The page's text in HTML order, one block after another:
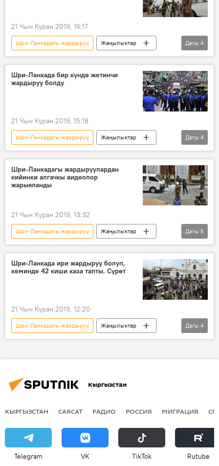
21 Чын Куран 2019, 16:17
Шри-Ланкадагы жардыруу
Жаңылыктар
Окуялар
Дүйнөдө
Шри-Ланка
жардыруу
Дагы 4
Шри-Ланкада бир күндө жетинчи
жардыруу болду
21 Чын Куран 2019, 15:18
Шри-Ланкадагы жардыруу
Жаңылыктар
Дүйнөдө
Окуялар
Шри-Ланка
жардыруу
Дагы 4
Шри-Ланкадагы жардыруулардан
кийинки алгачкы видеолор
жарыяланды
21 Чын Куран 2019, 13:32
Шри-Ланкадагы жардыруу
Жаңылыктар
Дүйнөдө
Окуялар
Шри-Ланка
жардыруу
Видео
Дагы 5
Шри-Ланкада ири жардыруу болуп,
кеминде 42 киши каза тапты. Сүрөт
21 Чын Куран 2019, 12:20
Шри-Ланкадагы жардыруу
Жаңылыктар
Окуялар
Дүйнөдө
Шри-Ланка
Дагы 4
Кыргызстан
КЫРГЫЗСТАН САЯСАТ РАДИО РОССИЯ МИГРАЦИЯ
Telegram VK ТikТоk Rutube